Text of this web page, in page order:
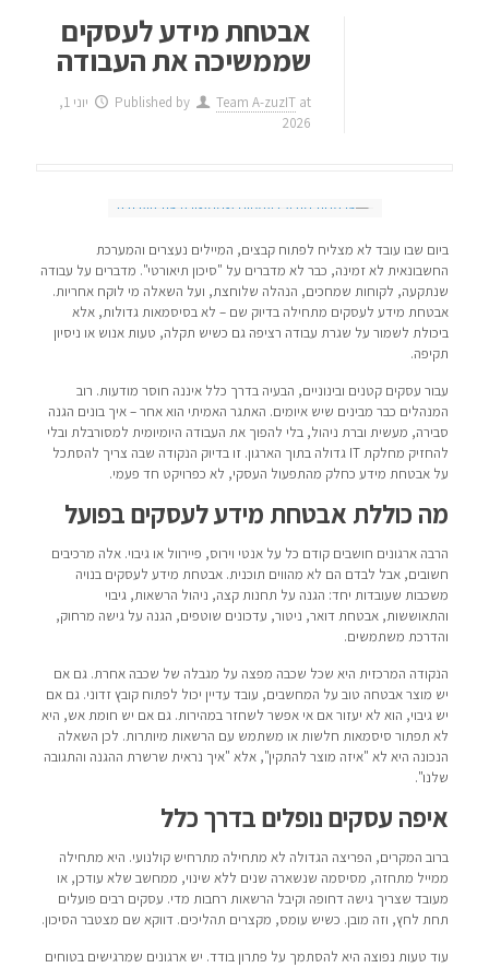
אבטחת מידע לעסקים
שממשיכה את העבודה
Published by Team A-zuzIT at
יוני 1,
2026
ביום שבו עובד לא מצליח לפתוח קבצים, המיילים נעצרים והמערכת
החשבונאית לא זמינה, כבר לא מדברים על "סיכון תיאורטי". מדברים על עבודה
שנתקעה, לקוחות שמחכים, הנהלה שלוחצת, ועל השאלה מי לוקח אחריות.
אבטחת מידע לעסקים מתחילה בדיוק שם – לא בסיסמאות גדולות, אלא
ביכולת לשמור על שגרת עבודה רציפה גם כשיש תקלה, טעות אנוש או ניסיון
תקיפה.
עבור עסקים קטנים ובינוניים, הבעיה בדרך כלל איננה חוסר מודעות. רוב
המנהלים כבר מבינים שיש איומים. האתגר האמיתי הוא אחר – איך בונים הגנה
סבירה, מעשית וברת ניהול, בלי להפוך את העבודה היומיומית למסורבלת ובלי
להחזיק מחלקת IT גדולה בתוך הארגון. זו בדיוק הנקודה שבה צריך להסתכל
על אבטחת מידע כחלק מהתפעול העסקי, לא כפרויקט חד פעמי.
מה כוללת אבטחת מידע לעסקים בפועל
הרבה ארגונים חושבים קודם כל על אנטי וירוס, פיירוול או גיבוי. אלה מרכיבים
חשובים, אבל לבדם הם לא מהווים תוכנית. אבטחת מידע לעסקים בנויה
משכבות שעובדות יחד: הגנה על תחנות קצה, ניהול הרשאות, גיבוי
והתאוששות, אבטחת דואר, ניטור, עדכונים שוטפים, הגנה על גישה מרחוק,
והדרכת משתמשים.
הנקודה המרכזית היא שכל שכבה מפצה על מגבלה של שכבה אחרת. גם אם
יש מוצר אבטחה טוב על המחשבים, עובד עדיין יכול לפתוח קובץ זדוני. גם אם
יש גיבוי, הוא לא יעזור אם אי אפשר לשחזר במהירות. גם אם יש חומת אש, היא
לא תפתור סיסמאות חלשות או משתמש עם הרשאות מיותרות. לכן השאלה
הנכונה היא לא "איזה מוצר להתקין", אלא "איך נראית שרשרת ההגנה והתגובה
שלנו".
איפה עסקים נופלים בדרך כלל
ברוב המקרים, הפריצה הגדולה לא מתחילה מתרחיש קולנועי. היא מתחילה
ממייל מתחזה, מסיסמה שנשארה שנים ללא שינוי, ממחשב שלא עודכן, או
מעובד שצריך גישה דחופה וקיבל הרשאות רחבות מדי. עסקים רבים פועלים
תחת לחץ, וזה מובן. כשיש עומס, מקצרים תהליכים. דווקא שם מצטבר הסיכון.
עוד טעות נפוצה היא להסתמך על פתרון בודד. יש ארגונים שמרגישים בטוחים